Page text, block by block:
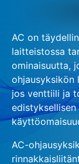
AC on
laitteistossa
ominaisuutta,
ohjausyksikön
jos venttiili ja
AC-